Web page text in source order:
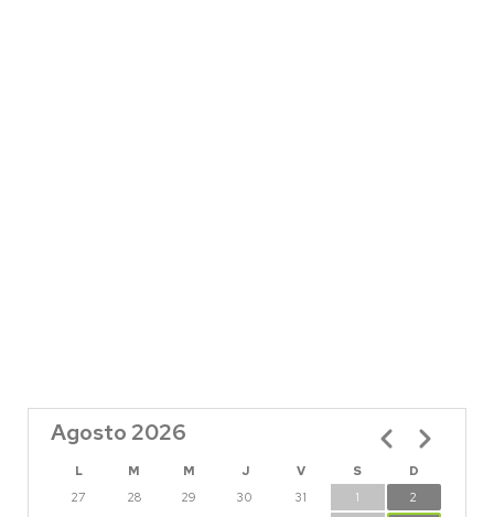
Agosto 2026
L M M J V S
D
27
28 29 30 31 1
2
Paginación